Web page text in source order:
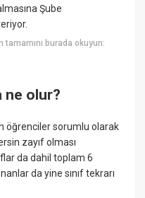
Şube
tamamını burada okuyun:
ne olur?
öğrenciler sorumlu olarak
zayıf olması
da dahil toplam 6
da yine sınıf tekrarı